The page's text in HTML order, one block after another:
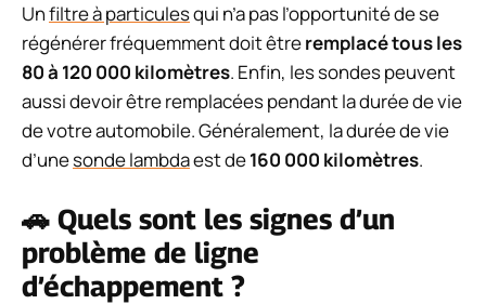
Unfiltre à particulesqui n’a pas l’opportunité de se
régénérer fréquemment doit êtreremplacé tous les
80 à 120 000 kilomètres. Enfin, les sondes peuvent
aussi devoir être remplacées pendant la durée de vie
de votre automobile. Généralement, la durée de vie
d’unesonde lambdaest de160 000 kilomètres.
🚗 Quels sont les signes d’un
problème de ligne
d’échappement ?